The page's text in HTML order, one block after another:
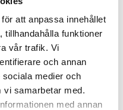
att anpassa innehållet
tillhandahålla funktioner
vår trafik. Vi
och annan
medier och
vi samarbetar med.
med annan